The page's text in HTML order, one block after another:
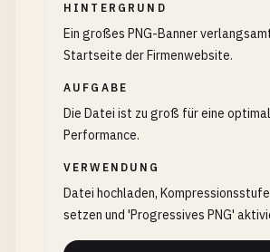
HINTERGRUND
Ein großes PNG-Banner
Startseite der Firmenwebsite.
AUFGABE
Die Datei ist zu groß für eine
Performance.
VERWENDUNG
Datei hochladen,
setzen und 'Progressives PNG'